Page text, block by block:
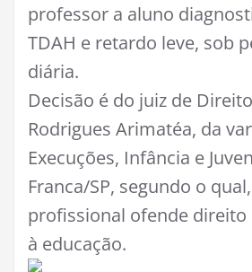
professor a aluno
TDAH e retardo leve, sob
diária.
Decisão é do juiz de
Rodrigues Arimatéa, da
Execuções, Infância e
Franca/SP, segundo o
profissional ofende
à educação.